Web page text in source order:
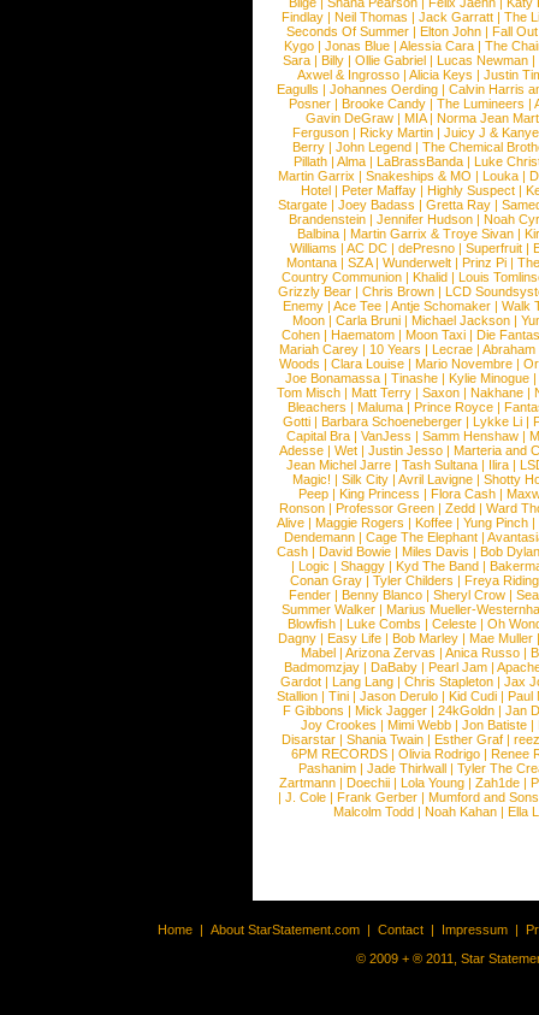
Findlay |Neil Thomas |Jack Garratt |The
Seconds Of Summer |Elton John |Fall
Kygo |Jonas Blue |Alessia Cara |The
Sara |Billy |Ollie Gabriel |Lucas Newman |
Axwel & Ingrosso | Alicia Keys | Justin
Eagulls |Johannes Oerding |Calvin Harris
Posner |Brooke Candy |The Lumineers |
Gavin DeGraw | MIA| Norma Jean
Ferguson | Ricky Martin | Juicy J &
Berry | John Legend | The Chemical
Pillath |Alma |LaBrassBanda |Luke
Martin Garrix | Snakeships & MO | Louka |
Hotel | Peter Maffay | Highly Suspect |
Stargate |Joey Badass |Gretta Ray |
Brandenstein |Jennifer Hudson |Noah
Balbina | Martin Garrix & Troye Sivan |
Williams |AC DC |dePresno |Superfruit |
Montana |SZA|Wunderwelt |Prinz Pi |
Country Communion | Khalid | Louis
Grizzly Bear | Chris Brown | LCD
Enemy | Ace Tee | Antje Schomaker | Walk
Moon |Carla Bruni |Michael Jackson |
Cohen |Haematom |Moon Taxi |Die
Mariah Carey | 10 Years | Lecrae | Abraham
Woods |Clara Louise |Mario Novembre |
Joe Bonamassa | Tinashe | Kylie Minogue |
Tom Misch |Matt Terry |Saxon |Nakhane |
Bleachers | Maluma | Prince Royce |
Gotti |Barbara Schoeneberger |Lykke Li |
Capital Bra |VanJess |Samm Henshaw |
Adesse |Wet |Justin Jesso |Marteria and
Jean Michel Jarre |Tash Sultana | Ilira |
Magic! | Silk City | Avril Lavigne | Shotty
Peep |King Princess |Flora Cash |
Ronson |Professor Green |Zedd |Ward
Alive |Maggie Rogers |Koffee |Yung Pinch |
Dendemann |Cage The Elephant |
Cash | David Bowie | Miles Davis | Bob Dylan
|Logic |Shaggy |Kyd The Band |
Conan Gray |Tyler Childers |Freya
Fender |Benny Blanco |Sheryl Crow |
Summer Walker |Marius Mueller-
Blowfish | Luke Combs | Celeste | Oh
Dagny |Easy Life |Bob Marley |Mae Muller
Mabel |Arizona Zervas |Anica Russo |
Badmomzjay |DaBaby |Pearl Jam |
Gardot | Lang Lang | Chris Stapleton | Jax
Stallion |Tini |Jason Derulo |Kid Cudi |Paul
F Gibbons | Mick Jagger | 24kGoldn | Jan
Joy Crookes | Mimi Webb | Jon Batiste |
Disarstar | Shania Twain | Esther Graf |
6PM RECORDS | Olivia Rodrigo | Renee
Pashanim |Jade Thirlwall |Tyler The
Zartmann | Doechii | Lola Young | Zah1de |
| J. Cole | Frank Gerber | Mumford and Sons
Malcolm Todd | Noah Kahan | Ella
Home | About StarStatement.com | Contact | Impressum |
© 2009 + ® 2011, Star